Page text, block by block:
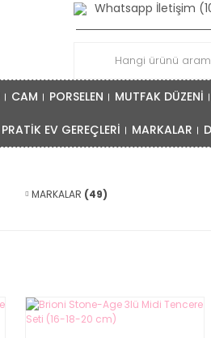
Whatsapp İletişim
CAM PORSELEN MUTFAK DÜZENİ
PRATİK EV GEREÇLERİ MARKALAR
MARKALAR (49)